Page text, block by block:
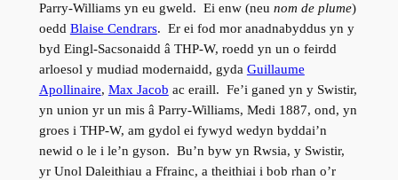
Parry-Williams yn eu gweld. Ei enw (neu nom de plume)
oedd Blaise Cendrars. Er ei fod mor anadnabyddus yn y
byd Eingl-Sacsonaidd â THP-W, roedd yn un o feirdd
arloesol y mudiad modernaidd, gyda Guillaume
Apollinaire, Max Jacob ac eraill. Fe’i ganed yn y Swistir,
yn union yr un mis â Parry-Williams, Medi 1887, ond, yn
groes i THP-W, am gydol ei fywyd wedyn byddai’n
newid o le i le’n gyson. Bu’n byw yn Rwsia, y Swistir,
yr Unol Daleithiau a Ffrainc, a theithiai i bob rhan o’r